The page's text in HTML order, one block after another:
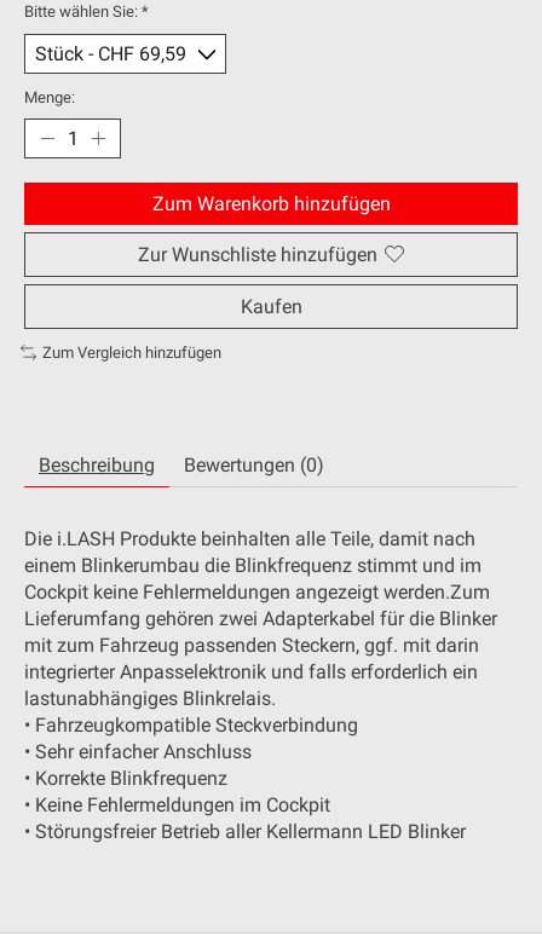
Bitte wählen Sie: *
Menge:
Zum Warenkorb hinzufügen
Zur Wunschliste hinzufügen
Kaufen
Zum Vergleich hinzufügen
Beschreibung Bewertungen (0)
Die i.LASH Produkte beinhalten alle Teile, damit nach
einem Blinkerumbau die Blinkfrequenz stimmt und im
Cockpit keine Fehlermeldungen angezeigt werden.Zum
Lieferumfang gehören zwei Adapterkabel für die Blinker
mit zum Fahrzeug passenden Steckern, ggf. mit darin
integrierter Anpasselektronik und falls erforderlich ein
lastunabhängiges Blinkrelais.
• Fahrzeugkompatible Steckverbindung
• Sehr einfacher Anschluss
• Korrekte Blinkfrequenz
• Keine Fehlermeldungen im Cockpit
• Störungsfreier Betrieb aller Kellermann LED Blinker